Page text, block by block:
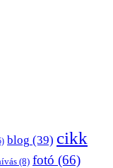
blog (39) cikk
(8) fotó (66)